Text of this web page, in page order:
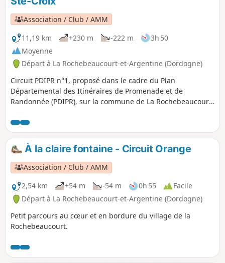
Association / Club / AMM
11,19 km
+230 m -222 m
3h 50
Moyenne
Départ à La Rochebeaucourt-et-Argentine (Dordogne)
Circuit PDIPR n°1, proposé dans le cadre du Plan
Départemental des Itinéraires de Promenade et de
Randonnée (PDIPR), sur la commune de La Rochebeaucourt
Plateau d'Argentine et son passé historique. Puis, une
longue errance, sur l'empreinte de l'ancienne voie ferrée
Angoulême - Marmande, vous mènera à travers bois et
taillis, en bordure de la carrière de Ste Croix, avant de
basculer sur un versant verdoyant qui fait face à la Nizonne
et rejoint le village.
À la claire fontaine - Circuit Orange
Association / Club / AMM
2,54 km
+54 m -54 m 0h 55
Facile
Départ à La Rochebeaucourt-et-Argentine (Dordogne)
Petit parcours au cœur et en bordure du village de la
Rochebeaucourt.